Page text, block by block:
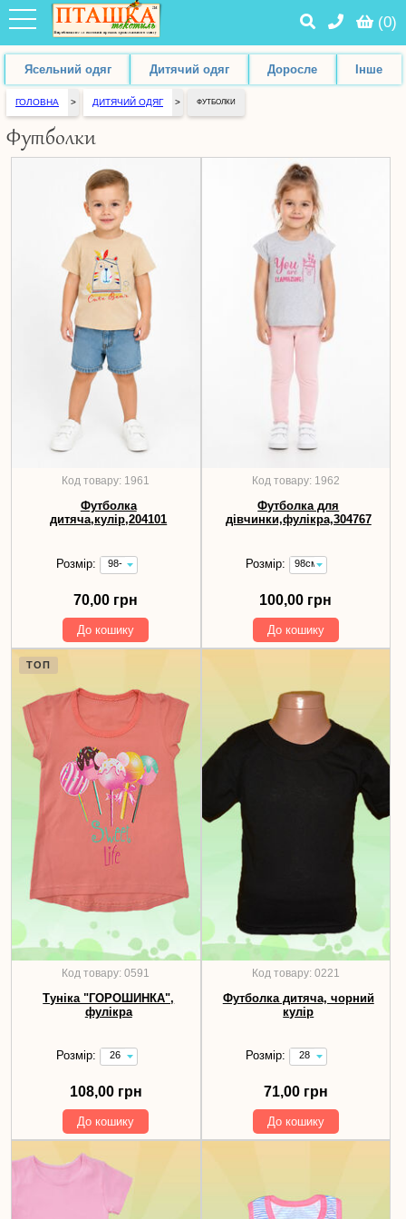
(0)
Ясельний одяг Дитячий одяг Доросле Інше
ГОЛОВНА > ДИТЯЧИЙ ОДЯГ > ФУТБОЛКИ
Футболки
Код товару: 1961
Футболка
дитяча,кулір,204101
Розмір:
98-
104см
грн
70,00 грн
До кошику
Код товару: 1962
Футболка для
дівчинки,фулікра,304767
Розмір:
98см
100,00
100,00 грн
До кошику
ТОП
Код товару: 0591
Туніка "ГОРОШИНКА",
фулікра
Розмір:
26
(зріст
см)
-
108,00
грн
108,00 грн
До кошику
Код товару: 0221
Футболка дитяча, чорний
кулір
Розмір:
28
(зріст
104
см)
-
71,00
71,00 грн
До кошику